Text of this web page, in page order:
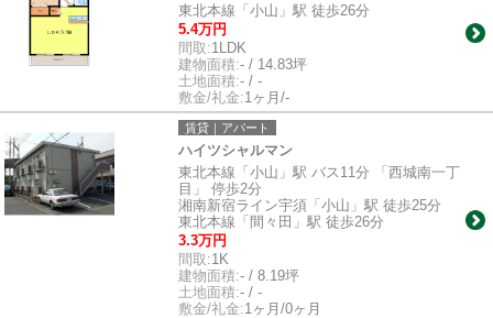
東北本線「小山」駅 徒歩26分
5.4万円
間取:1LDK
建物面積:- / 14.83坪
土地面積:- / -
敷金/礼金:1ヶ月/-
賃貸｜アパート
ハイツシャルマン
東北本線「小山」駅 バス11分 「西城南一丁
目」 停歩2分
湘南新宿ライン宇須「小山」駅 徒歩25分
東北本線「間々田」駅 徒歩26分
3.3万円
間取:1K
建物面積:- / 8.19坪
土地面積:- / -
敷金/礼金:1ヶ月/0ヶ月